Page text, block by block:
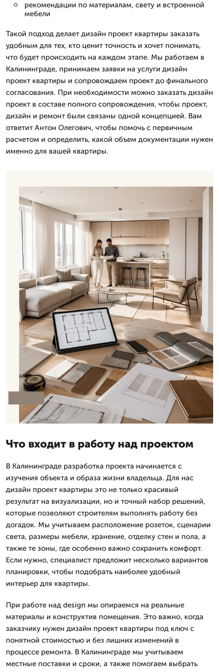
рекомендации по материалам, свету и встроенной
мебели
Такой подход делает дизайн проект квартиры заказать
удобным для тех, кто ценит точность и хочет понимать,
что будет происходить на каждом этапе. Мы работаем в
Калининграде, принимаем заявки на услуги дизайн
проект квартиры и сопровождаем проект до финального
согласования. При необходимости можно заказать дизайн
проект в составе полного сопровождения, чтобы проект,
дизайн и ремонт были связаны одной концепцией. Вам
ответит Антон Олегович, чтобы помочь с первичным
расчетом и определить, какой объем документации нужен
именно для вашей квартиры.
Что входит в работу над проектом
В Калининграде разработка проекта начинается с
изучения объекта и образа жизни владельца. Для нас
дизайн проект квартиры это не только красивый
результат на визуализации, но и точный набор решений,
которые позволяют строителям выполнять работу без
догадок. Мы учитываем расположение розеток, сценарии
света, размеры мебели, хранение, отделку стен и пола, а
также те зоны, где особенно важно сохранить комфорт.
Если нужно, специалист предложит несколько вариантов
планировки, чтобы подобрать наиболее удобный
интерьер для квартиры.
При работе над design мы опираемся на реальные
материалы и конструктив помещения. Это важно, когда
заказчику нужен дизайн проект квартиры под ключ с
понятной стоимостью и без лишних изменений в
процессе ремонта. В Калининграде мы учитываем
местные поставки и сроки, а также помогаем выбрать